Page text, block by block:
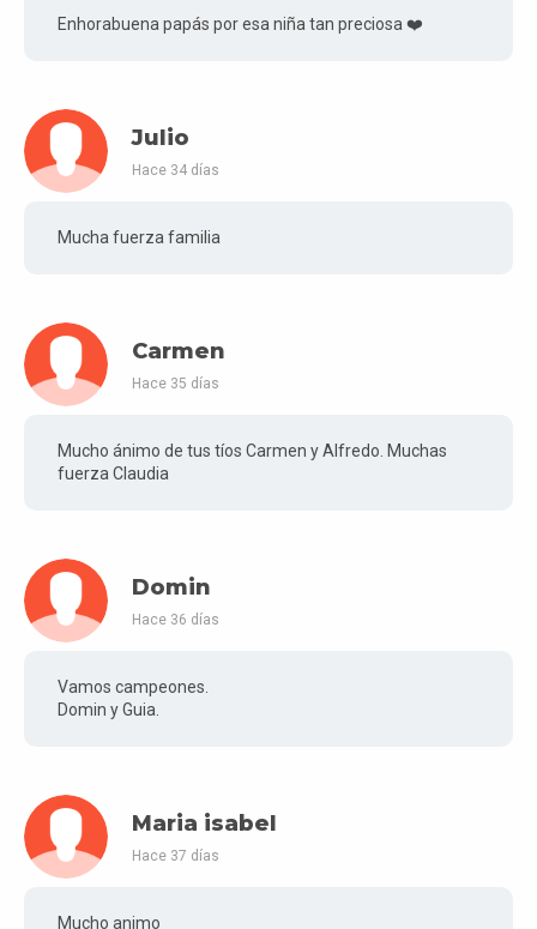
Enhorabuena papás por esa niña tan preciosa ❤️
Julio
Hace 34 días
Mucha fuerza familia
Carmen
Hace 35 días
Mucho ánimo de tus tíos Carmen y Alfredo. Muchas
fuerza Claudia
Domin
Hace 36 días
Vamos campeones.
Domin y Guia.
Maria isabel
Hace 37 días
Mucho animo